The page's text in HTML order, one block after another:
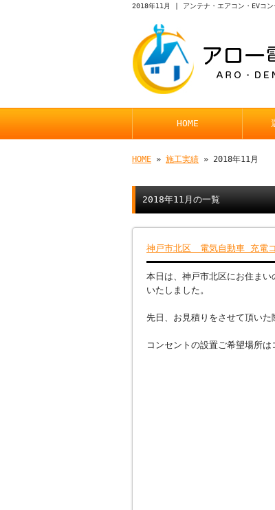
2018年11月 | アンテナ・エアコン・EVコン
HOME
HOME » 施工実績 » 2018年11月
2018年11月の一覧
神戸市北区 電気自動車 充電
本日は、神戸市北区にお住ま
いたしました。
先日、お見積りをさせて頂いた
コンセントの設置ご希望場所は